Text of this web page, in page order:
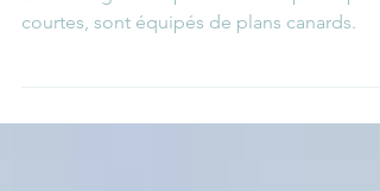
Les Mirage III RS, pour réduire la vitesse de
décrochage et se poser sur des pistes plus